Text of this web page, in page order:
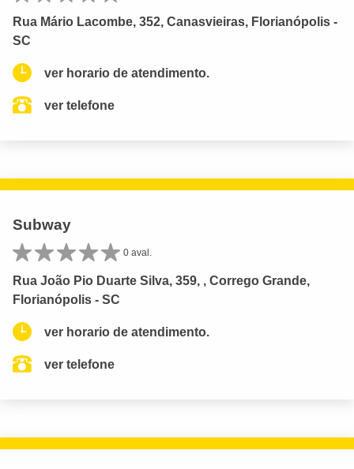
Rua Mário Lacombe, 352, Canasvieiras, Florianópolis -
SC
ver horario de atendimento.
ver telefone
Subway
0 aval.
Rua João Pio Duarte Silva, 359, , Corrego Grande,
Florianópolis - SC
ver horario de atendimento.
ver telefone